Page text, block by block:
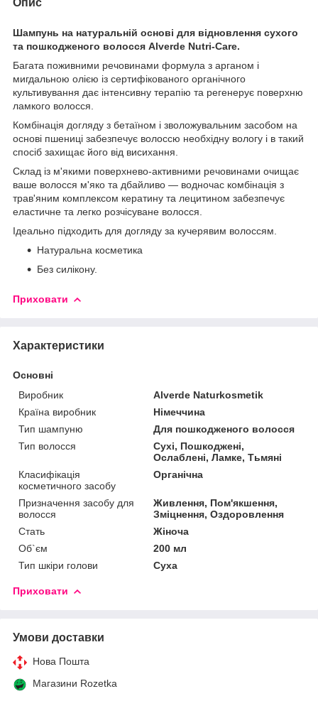
Шампунь на натуральній основі для відновлення сухого
та пошкодженого волосся Alverde Nutri-Care.
Багата поживними речовинами формула з арганом і
мигдальною олією із сертифікованого органічного
культивування дає інтенсивну терапію та регенерує поверхню
ламкого волосся.
Комбінація догляду з бетаїном і зволожувальним засобом на
основі пшениці забезпечує волоссю необхідну вологу і в такий
спосіб захищає його від висихання.
Склад із м'якими поверхнево-активними речовинами очищає
ваше волосся м'яко та дбайливо — водночас комбінація з
трав'яним комплексом кератину та лецитином забезпечує
еластичне та легко розчісуване волосся.
Ідеально підходить для догляду за кучерявим волоссям.
Натуральна косметика
Без силікону.
Приховати
Характеристики
Основні
Виробник
Alverde Naturkosmetik
Країна виробник
Німеччина
Тип шампуню
Для пошкодженого волосся
Тип волосся
Сухі, Пошкоджені,
Ослаблені, Ламке, Тьмяні
Класифікація
косметичного засобу
Органічна
Призначення засобу для
волосся
Живлення, Пом'якшення,
Зміцнення, Оздоровлення
Стать
Жіноча
Об`єм
200 мл
Тип шкіри голови
Суха
Приховати
Умови доставки
Нова Пошта
Магазини Rozetka